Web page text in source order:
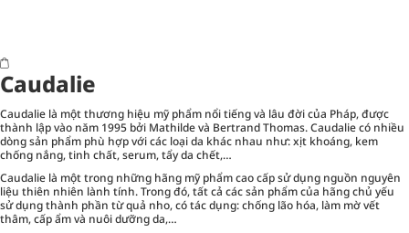
Caudalie
Caudalie là một thương hiệu mỹ phẩm nổi tiếng và lâu đời của Pháp, được
thành lập vào năm 1995 bởi Mathilde và Bertrand Thomas. Caudalie có nhiều
dòng sản phẩm phù hợp với các loại da khác nhau như: xịt khoáng, kem
chống nắng, tinh chất, serum, tẩy da chết,…
Caudalie là một trong những hãng mỹ phẩm cao cấp sử dụng nguồn nguyên
liệu thiên nhiên lành tính. Trong đó, tất cả các sản phẩm của hãng chủ yếu
sử dụng thành phần từ quả nho, có tác dụng: chống lão hóa, làm mờ vết
thâm, cấp ẩm và nuôi dưỡng da,…